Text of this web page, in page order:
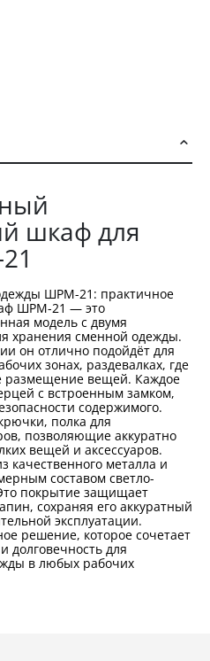
шкаф для
ШРМ-21: практичное
ШРМ-21 — это
модель с двумя
хранения сменной одежды.
он отлично подойдёт для
зонах, раздевалках, где
размещение вещей. Каждое
с встроенным замком,
содержимого.
полка для
позволяющие аккуратно
вещей и аксессуаров.
качественного металла и
составом светло-
покрытие защищает
сохраняя его аккуратный
эксплуатации.
решение, которое сочетает
долговечность для
в любых рабочих